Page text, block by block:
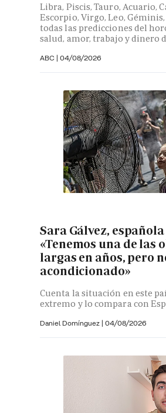
Libra, Piscis, Tauro, Acuario,
Escorpio, Virgo, Leo,
todas las predicciones del
salud, amor, trabajo y dinero
ABC | 04/08/2026
Sara Gálvez,
«Tenemos una de las
largas en años, pero
acondicionado»
Cuenta la situación en este
extremo y lo compara con
Daniel Domínguez | 04/08/2026